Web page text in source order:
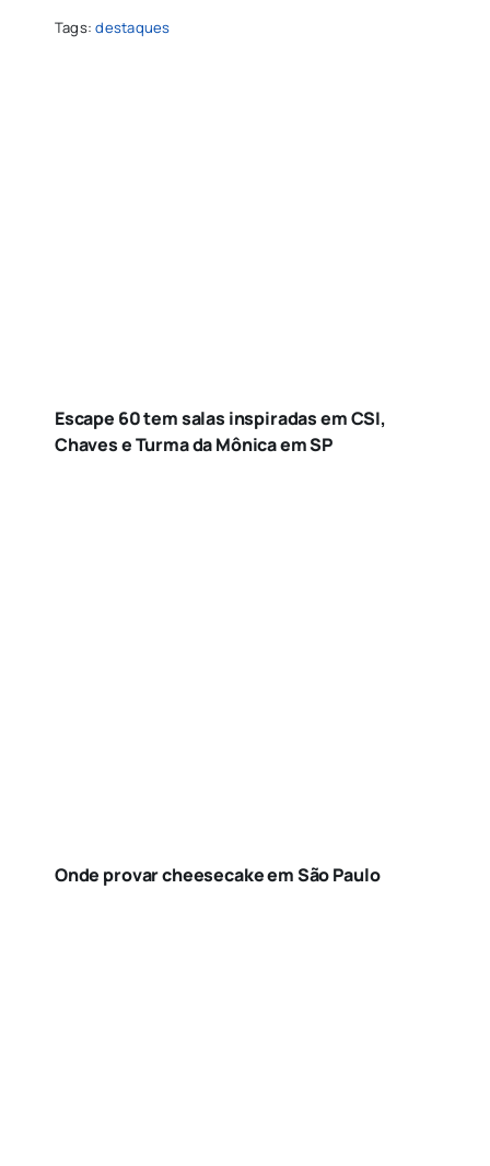
Tags:destaques
Escape 60 tem salas inspiradas em CSI,
Chaves e Turma da Mônica em SP
Onde provar cheesecake em São Paulo